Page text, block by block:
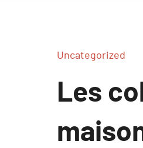
Uncategorized
Les